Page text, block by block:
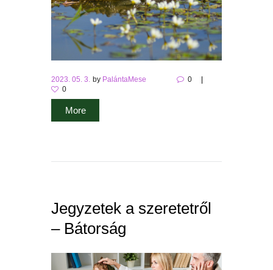
2023. 05. 3. by PalántaMese
0
0
More
Jegyzetek a szeretetről
– Bátorság